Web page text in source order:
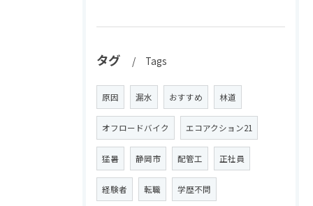
タグ Tags
原因 漏水 おすすめ 林道
オフロードバイク エコアクション21
猛暑 静岡市 配管工 正社員
経験者 転職 学歴不問